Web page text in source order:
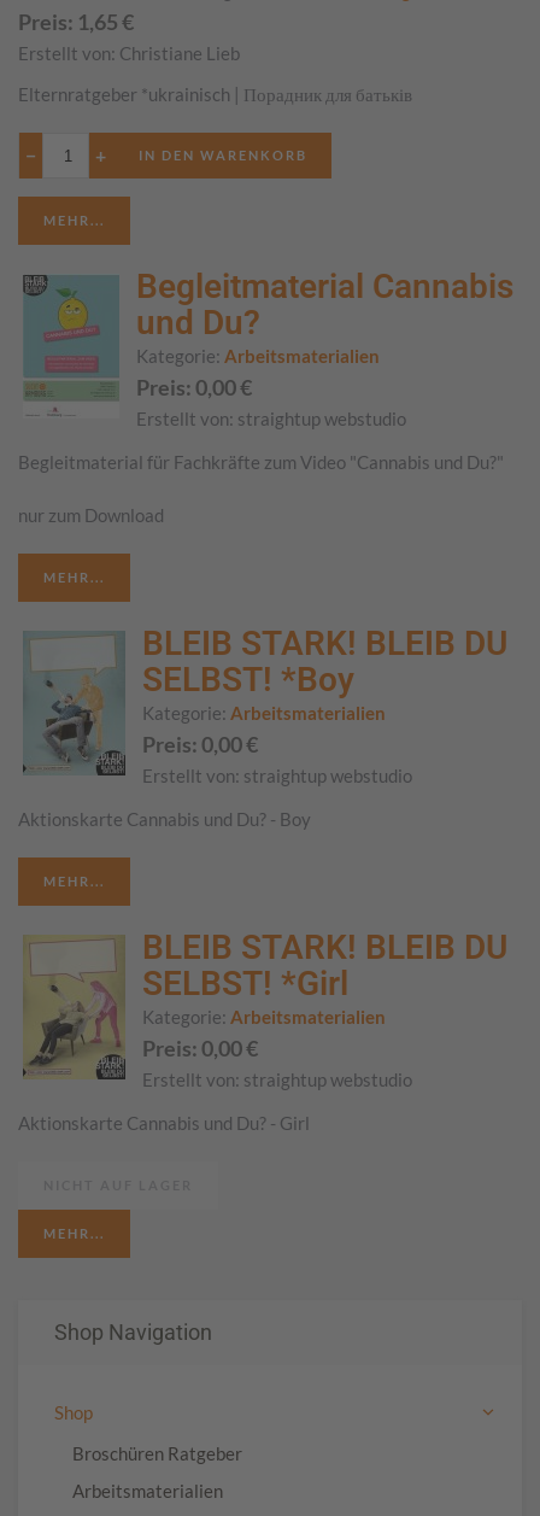
Preis: 1,65€
Erstellt von: Christiane Lieb
Elternratgeber *ukrainisch | Порадник для батьків
− +
MEHR...
Begleitmaterial Cannabis
und Du?
Kategorie: Arbeitsmaterialien
Preis: 0,00€
Erstellt von: straightup webstudio
Begleitmaterial für Fachkräfte zum Video "Cannabis und Du?"
nur zum Download
MEHR...
BLEIB STARK! BLEIB DU
SELBST! *Boy
Kategorie: Arbeitsmaterialien
Preis: 0,00€
Erstellt von: straightup webstudio
Aktionskarte Cannabis und Du? - Boy
MEHR...
BLEIB STARK! BLEIB DU
SELBST! *Girl
Kategorie: Arbeitsmaterialien
Preis: 0,00€
Erstellt von: straightup webstudio
Aktionskarte Cannabis und Du? - Girl
MEHR...
Shop Navigation
Shop
Broschüren Ratgeber
Arbeitsmaterialien